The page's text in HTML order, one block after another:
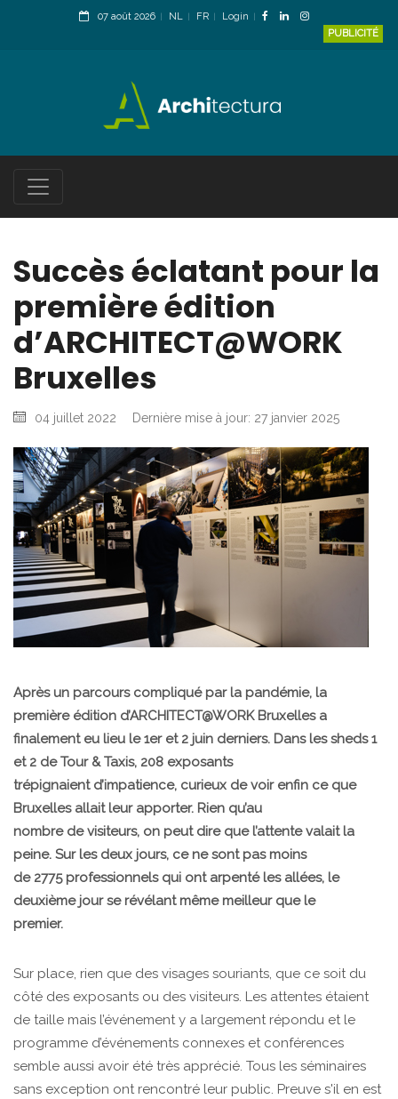
07 août 2026 NL FR
Login
PUBLICITÉ
Succès éclatant pour la
première édition
d’ARCHITECT@WORK
Bruxelles
04 juillet 2022 Dernière mise à jour: 27 janvier 2025
Après un parcours compliqué par la pandémie, la
première édition d’ARCHITECT@WORK Bruxelles a
finalement eu lieu le 1er et 2 juin derniers. Dans les sheds 1
et 2 de Tour & Taxis, 208 exposants
trépignaient d’impatience, curieux de voir enfin ce que
Bruxelles allait leur apporter. Rien qu’au
nombre de visiteurs, on peut dire que l’attente valait la
peine. Sur les deux jours, ce ne sont pas moins
de 2775 professionnels qui ont arpenté les allées, le
deuxième jour se révélant même meilleur que le
premier.
Sur place, rien que des visages souriants, que ce soit du
côté des exposants ou des visiteurs. Les attentes étaient
de taille mais l’événement y a largement répondu et le
programme d’événements connexes et conférences
semble aussi avoir été très apprécié. Tous les séminaires
sans exception ont rencontré leur public. Preuve s'il en est